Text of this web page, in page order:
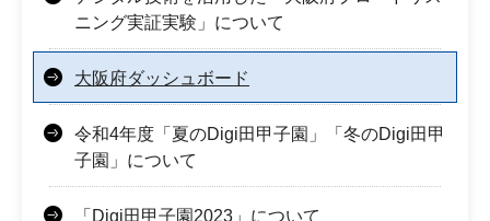
ニング実証実験」について
大阪府ダッシュボード
令和4年度「夏のDigi田甲子園」「冬のDigi田甲
子園」について
「Digi田甲子園2023」について